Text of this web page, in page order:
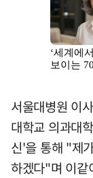
서울대병원 이
대학교 의과대
신'을 통해 "제
하겠다"며 이같